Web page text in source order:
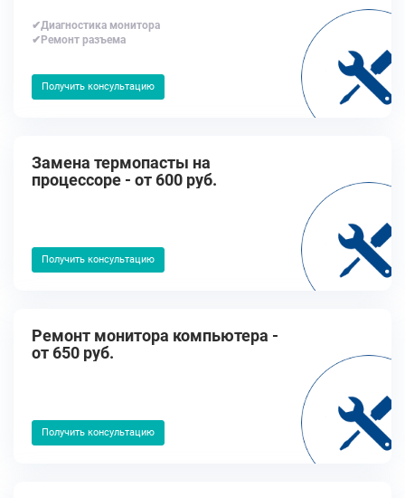
✔Диагностика монитора
✔Ремонт разъема
Получить консультацию
Замена термопасты на
процессоре - от 600 руб.
Получить консультацию
Ремонт монитора компьютера -
от 650 руб.
Получить консультацию